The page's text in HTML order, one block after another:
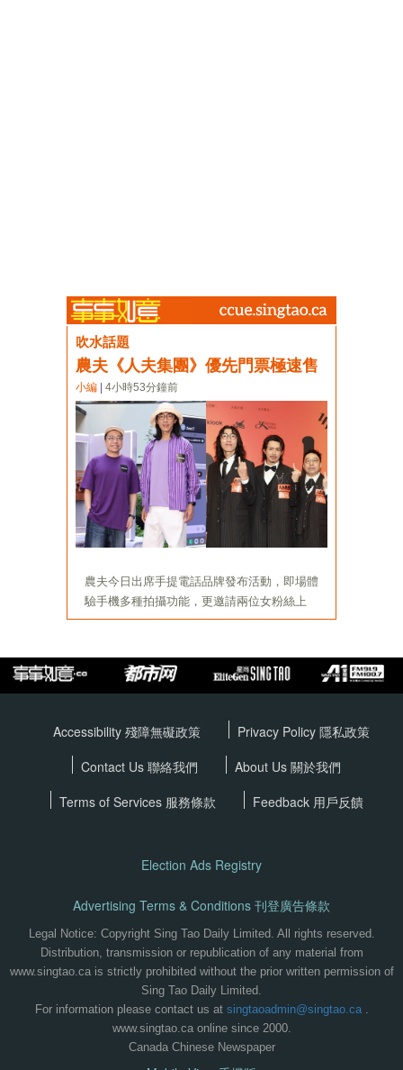
Accessibility 殘障無礙政策 Privacy Policy 隱私政策
Contact Us 聯絡我們
About Us 關於我們
Terms of Services 服務條款 Feedback 用戶反饋
Election Ads Registry
Advertising Terms & Conditions 刊登廣告條款
Legal Notice: Copyright Sing Tao Daily Limited. All rights reserved.
Distribution, transmission or republication of any material from
www.singtao.ca is strictly prohibited without the prior written permission of
Sing Tao Daily Limited.
For information please contact us at singtaoadmin@singtao.ca.
www.singtao.ca online since 2000.
Canada Chinese Newspaper